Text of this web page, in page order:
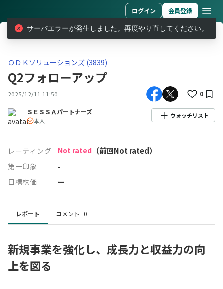
ログイン 会員登録
レポート
ＯＤＫソリューションズ(3839)Q2フォローアップ
ＯＤＫソリューションズ (3839)
Q2フォローアップ
2025/12/11 11:50 0
ＳＥＳＳＡパートナーズ
本人
ウォッチリスト
レーティング Not rated （前回Not rated）
第一印象 -
目標株価 ー
レポート コメント 0
新規事業を強化し、成長力と収益力の向
上を図る
サーバエラーが発生しました。再度やり直してください。